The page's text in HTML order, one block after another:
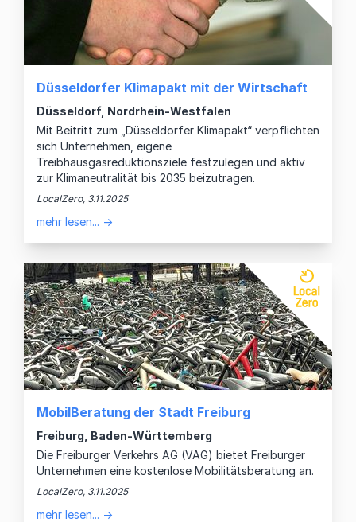
Düsseldorfer Klimapakt mit der Wirtschaft
Düsseldorf, Nordrhein-Westfalen
Mit Beitritt zum „Düsseldorfer Klimapakt“ verpflichten
sich Unternehmen, eigene
Treibhausgasreduktionsziele festzulegen und aktiv
zur Klimaneutralität bis 2035 beizutragen.
LocalZero, 3.11.2025
mehr lesen... →
MobilBeratung der Stadt Freiburg
Freiburg, Baden-Württemberg
Die Freiburger Verkehrs AG (VAG) bietet Freiburger
Unternehmen eine kostenlose Mobilitätsberatung an.
LocalZero, 3.11.2025
mehr lesen... →